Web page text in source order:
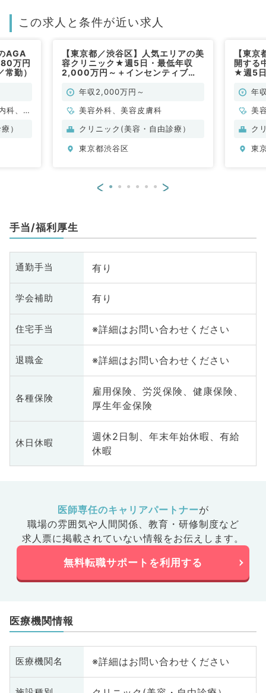
この求人と条件が近い求人
AGA
万円
勤）
科、外
皮膚
）
【東京都／渋谷区】人気エリアの美
容クリニック★週5日・最低年収
2,000万円～＋インセンティブ★
事です（美容皮膚科・美容外科／常
年収2,000万円～
美容外科、美容皮膚科
クリニック(美容・自由診療）
東京都渋谷区
【東
開する
★週5
術・年
美
ク
東
< >
手当/福利厚生
通勤手当 有り
学会補助 有り
住宅手当 ※詳細はお問い合わせください
退職金 ※詳細はお問い合わせください
各種保険
雇用保険、労災保険、健康保険、
厚生年金保険
休日休暇
週休2日制、年末年始休暇、有給
休暇
医師専任のキャリアパートナーが
職場の雰囲気や人間関係、 教育・研修制度など
求人票に掲載されていない情報をお伝えします。
無料転職サポートを利用する
医療機関情報
医療機関名 ※詳細はお問い合わせください